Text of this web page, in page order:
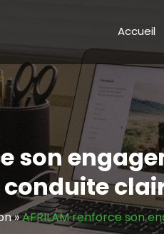
Accueil
son
conduite
»AFRILAM renforce son